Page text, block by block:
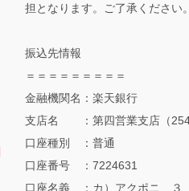
担となります。ご了承ください。
振込先情報
＝＝＝＝＝＝＝＝＝
金融機関名：楽天銀行
支店名 ：第四営業支店（254
口座種別 ：普通
口座番号 ：7224631
口座名義 ：カ）アクポニ ３